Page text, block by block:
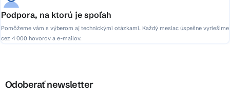
Podpora, na ktorú je spoľah
Pomôžeme vám s výberom aj technickými otázkami. Každý mesiac úspešne vyriešime
cez 4 000 hovorov a e-mailov.
Odoberať newsletter